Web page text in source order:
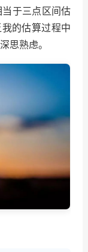
于三点区间估
的估算过程中
思熟虑。